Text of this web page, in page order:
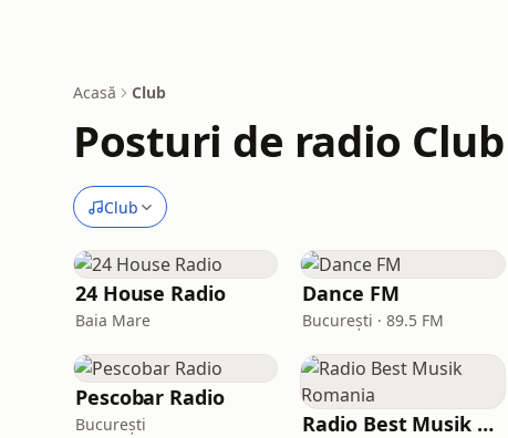
Acasă Club
Posturi de radio Club
Club
24 House Radio
Baia Mare
Dance FM
București · 89.5 FM
Pescobar Radio
București Radio Best Musik Romania